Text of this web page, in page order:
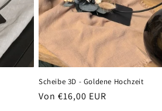
Scheibe 3D - Goldene Hochzeit
Normaler
Von €16,00 EUR